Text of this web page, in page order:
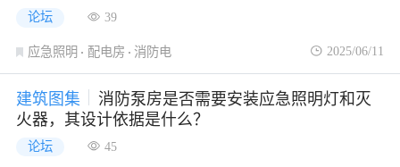
论坛 39
应急照明 配电房 消防电 2025/06/11
建筑图集
消防泵房是否需要安装应急照明灯和灭
火器，其设计依据是什么？
论坛 45